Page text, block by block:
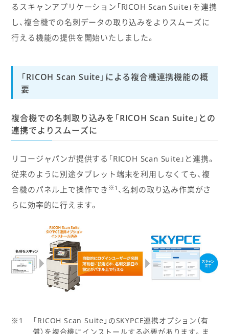
るスキャンアプリケーション「RICOH Scan Suite」を連携
し、複合機での名刺データの取り込みをよりスムーズに
行える機能の提供を開始いたしました。
「RICOH Scan Suite」による複合機連携機能の概
要
複合機での名刺取り込みを「RICOH Scan Suite」との
連携でよりスムーズに
リコージャパンが提供する「RICOH Scan Suite」と連携。
従来のように別途タブレット端末を利用しなくても、複
合機のパネル上で操作でき ※1 、名刺の取り込み作業がさ
らに効率的に行えます。
「RICOH Scan Suite」のSKYPCE連携オプション（有
償）を複合機にインストールする必要があります。ま